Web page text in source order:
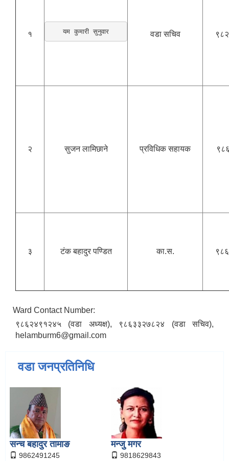
१ यम कुमारी सुनुवार वडा सचिव
२ सुजन लामिछाने प्रविधिक सहायक
३ टंक बहादुर पण्डित का.स.
Ward Contact Number:
९८६२४९१२४५ (वडा अध्यक्ष), ९८६३३२७८२४ (वडा सचिव),
helamburm6@gmail.com
वडा जनप्रतिनिधि
सन्च बहादुर तामाङ
9862491245
मन्जु मगर
9818629843